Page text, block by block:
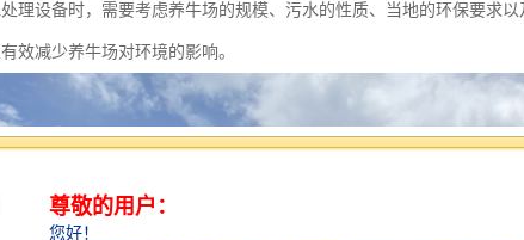
理设备时，需要考虑养牛场的规模、污水的性质、当地的环保要求
效减少养牛场对环境的影响。